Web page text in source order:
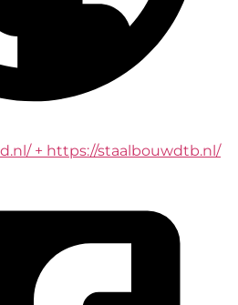
+ https://staalbouwdtb.nl/